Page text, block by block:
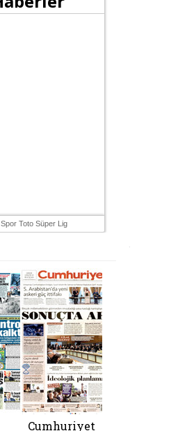
Spor Toto Süper Lig